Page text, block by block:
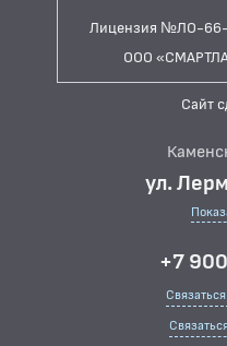
Лицензия №ЛО-66-
ООО
Сайт
ул.
+7